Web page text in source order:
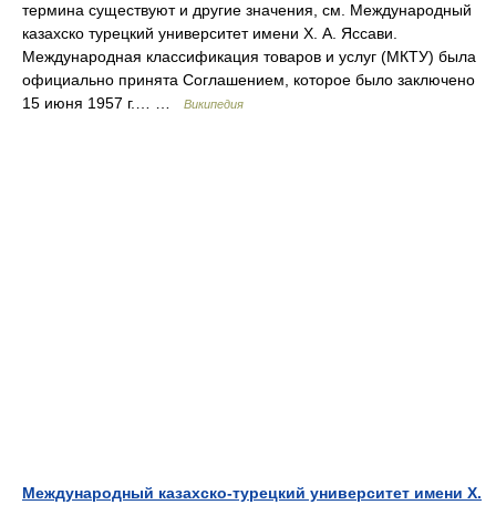
термина существуют и другие значения, см. Международный
казахско турецкий университет имени Х. А. Яссави.
Международная классификация товаров и услуг (МКТУ) была
официально принята Соглашением, которое было заключено
15 июня 1957 г.… …
Википедия
Международный казахско-турецкий университет имени Х.